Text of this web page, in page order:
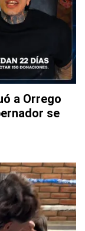
a Orrego
se